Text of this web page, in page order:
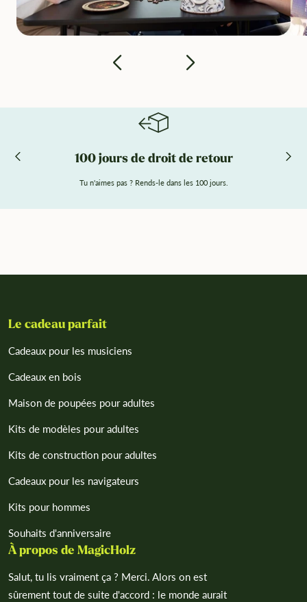
100 jours de droit de retour
Tu n'aimes pas ? Rends-le dans les 100 jours.
Le cadeau parfait
Cadeaux pour les musiciens
Cadeaux en bois
Maison de poupées pour adultes
Kits de modèles pour adultes
Kits de construction pour adultes
Cadeaux pour les navigateurs
Kits pour hommes
Souhaits d'anniversaire
À propos de MagicHolz
Salut, tu lis vraiment ça ? Merci. Alors on est
sûrement tout de suite d'accord : le monde aurait